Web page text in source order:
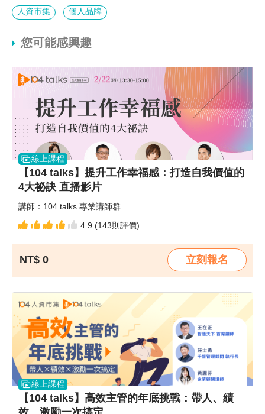
人資市集 個人品牌
您可能感興趣
線上課程
【104 talks】提升工作幸福感：打造自我價值的
4大祕訣 直播影片
講師：104 talks 專業講師群
4.9 (143則評價)
NT$ 0 立刻報名
線上課程
【104 talks】高效主管的年底挑戰：帶人、績